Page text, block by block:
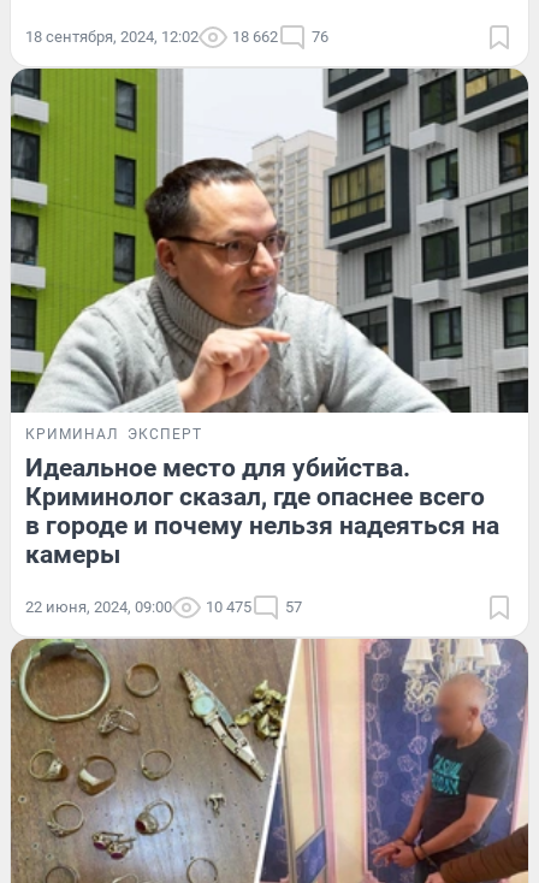
18 сентября, 2024, 12:02 18 662 76
КРИМИНАЛ ЭКСПЕРТ
Идеальное место для убийства.
Криминолог сказал, где опаснее всего
в городе и почему нельзя надеяться на
камеры
22 июня, 2024, 09:00 10 475 57